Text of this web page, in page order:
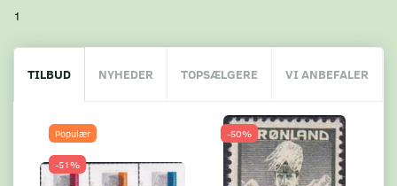
1
TILBUD NYHEDER TOPSÆLGERE VI ANBEFALER
Populær
-51%
-50%